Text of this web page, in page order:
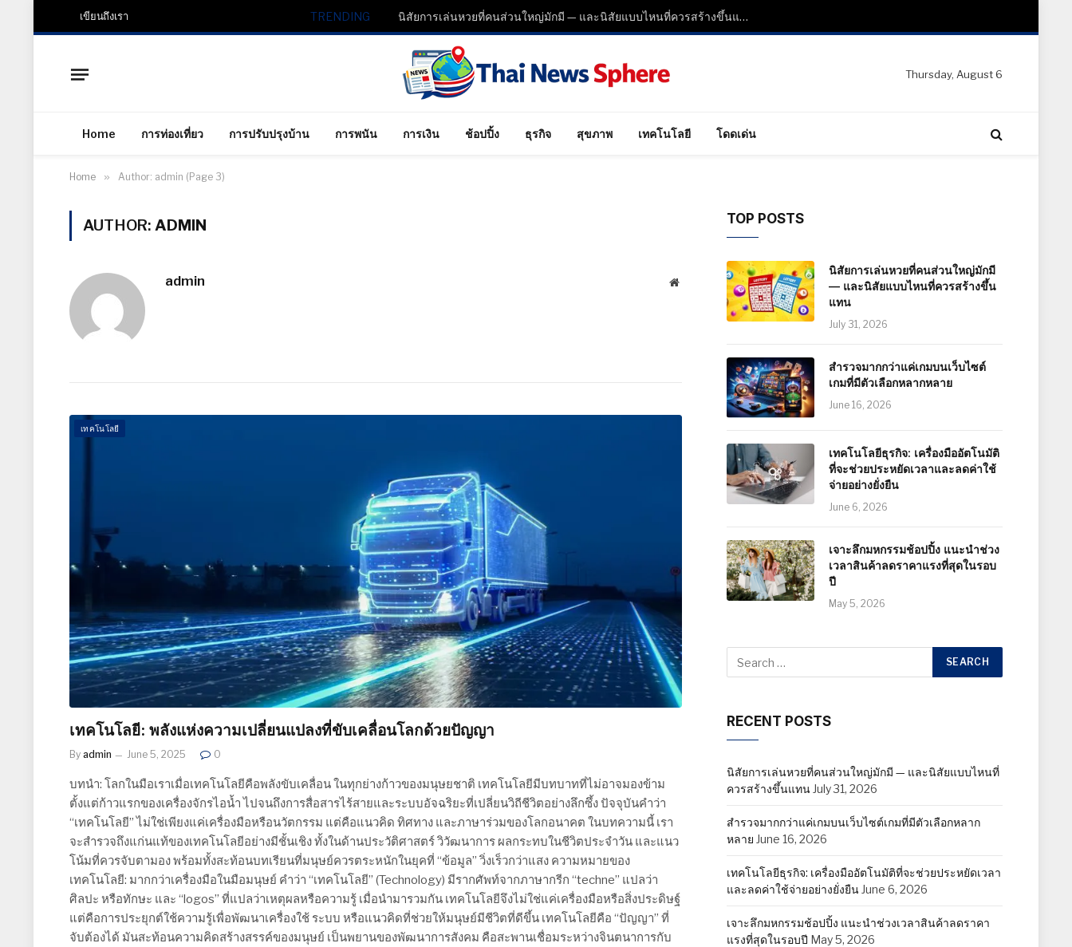
เขียนถึงเรา TRENDING นิสัยการเล่นหวยที่คนส่วนใหญ่มักมี — และนิสัยแบบไหนที่ควรสร้างขึ้นแทน
Thursday, August 6
Home การท่องเที่ยว การปรับปรุงบ้าน การพนัน การเงิน ช้อปปิ้ง ธุรกิจ สุขภาพ เทคโนโลยี โดดเด่น
Home » Author: admin (Page 3)
AUTHOR: ADMIN
admin Website
เทคโนโลยี
เทคโนโลยี: พลังแห่งความเปลี่ยนแปลงที่ขับเคลื่อนโลกด้วยปัญญา
By admin June 5, 2025 0
บทนำ: โลกในมือเราเมื่อเทคโนโลยีคือพลังขับเคลื่อน ในทุกย่างก้าวของมนุษยชาติ เทคโนโลยีมีบทบาทที่ไม่อาจมองข้าม
ตั้งแต่ก้าวแรกของเครื่องจักรไอน้ำ ไปจนถึงการสื่อสารไร้สายและระบบอัจฉริยะที่เปลี่ยนวิถีชีวิตอย่างลึกซึ้ง ปัจจุบันคำว่า
“เทคโนโลยี” ไม่ใช่เพียงแค่เครื่องมือหรือนวัตกรรม แต่คือแนวคิด ทิศทาง และภาษาร่วมของโลกอนาคต ในบทความนี้ เรา
จะสำรวจถึงแก่นแท้ของเทคโนโลยีอย่างมีชั้นเชิง ทั้งในด้านประวัติศาสตร์ วิวัฒนาการ ผลกระทบในชีวิตประจำวัน และแนว
โน้มที่ควรจับตามอง พร้อมทั้งสะท้อนบทเรียนที่มนุษย์ควรตระหนักในยุคที่ “ข้อมูล” วิ่งเร็วกว่าแสง ความหมายของ
เทคโนโลยี: มากกว่าเครื่องมือในมือมนุษย์ คำว่า “เทคโนโลยี” (Technology) มีรากศัพท์จากภาษากรีก “techne” แปลว่า
ศิลปะ หรือทักษะ และ “logos” ที่แปลว่าเหตุผลหรือความรู้ เมื่อนำมารวมกัน เทคโนโลยีจึงไม่ใช่แค่เครื่องมือหรือสิ่งประดิษฐ์
แต่คือการประยุกต์ใช้ความรู้เพื่อพัฒนาเครื่องใช้ ระบบ หรือแนวคิดที่ช่วยให้มนุษย์มีชีวิตที่ดีขึ้น เทคโนโลยีคือ “ปัญญา” ที่
จับต้องได้ มันสะท้อนความคิดสร้างสรรค์ของมนุษย์ เป็นพยานของพัฒนาการสังคม คือสะพานเชื่อมระหว่างจินตนาการกับ
TOP POSTS
นิสัยการเล่นหวยที่คนส่วนใหญ่มักมี
— และนิสัยแบบไหนที่ควรสร้างขึ้น
แทน
July 31, 2026
สำรวจมากกว่าแค่เกมบนเว็บไซต์
เกมที่มีตัวเลือกหลากหลาย
June 16, 2026
เทคโนโลยีธุรกิจ: เครื่องมืออัตโนมัติ
ที่จะช่วยประหยัดเวลาและลดค่าใช้
จ่ายอย่างยั่งยืน
June 6, 2026
เจาะลึกมหกรรมช้อปปิ้ง แนะนำช่วง
เวลาสินค้าลดราคาแรงที่สุดในรอบ
ปี
May 5, 2026
RECENT POSTS
นิสัยการเล่นหวยที่คนส่วนใหญ่มักมี — และนิสัยแบบไหนที่
ควรสร้างขึ้นแทน July 31, 2026
สำรวจมากกว่าแค่เกมบนเว็บไซต์เกมที่มีตัวเลือกหลาก
หลาย June 16, 2026
เทคโนโลยีธุรกิจ: เครื่องมืออัตโนมัติที่จะช่วยประหยัดเวลา
และลดค่าใช้จ่ายอย่างยั่งยืน June 6, 2026
เจาะลึกมหกรรมช้อปปิ้ง แนะนำช่วงเวลาสินค้าลดราคา
แรงที่สุดในรอบปี May 5, 2026